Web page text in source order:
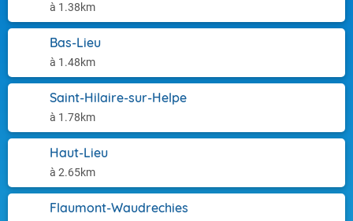
à 1.38km
Bas-Lieu
à 1.48km
Saint-Hilaire-sur-Helpe
à 1.78km
Haut-Lieu
à 2.65km
Flaumont-Waudrechies